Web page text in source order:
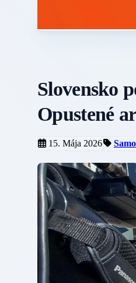
Slovensko
Opustené
15. Mája 2026